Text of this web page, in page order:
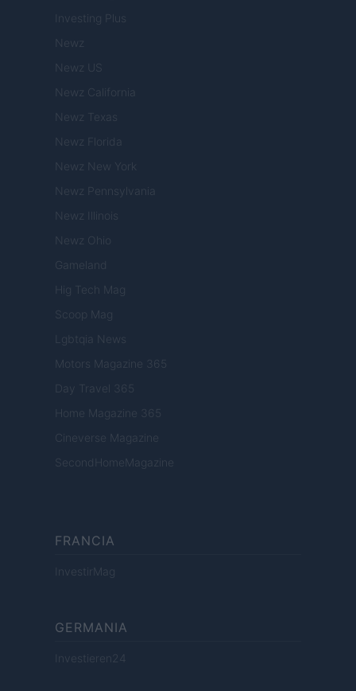
Investing Plus
Newz
Newz US
Newz California
Newz Texas
Newz Florida
Newz New York
Newz Pennsylvania
Newz Illinois
Newz Ohio
Gameland
Hig Tech Mag
Scoop Mag
Lgbtqia News
Motors Magazine 365
Day Travel 365
Home Magazine 365
Cineverse Magazine
SecondHomeMagazine
FRANCIA
InvestirMag
GERMANIA
Investieren24